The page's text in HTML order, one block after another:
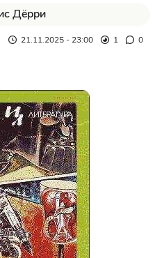
Дёрри
21.11.2025 - 23:00 1 0